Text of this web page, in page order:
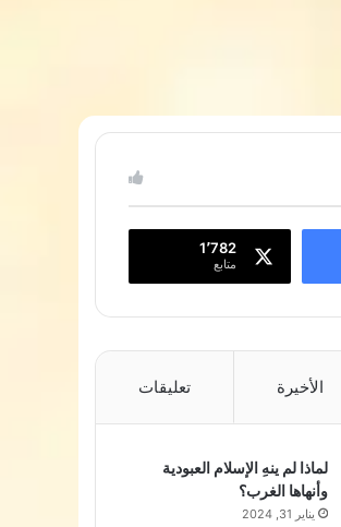
1٬782
متابع
الأخيرة تعليقات
لماذا لم ينهِ الإسلام العبودية
وأنهاها الغرب؟
يناير 31, 2024